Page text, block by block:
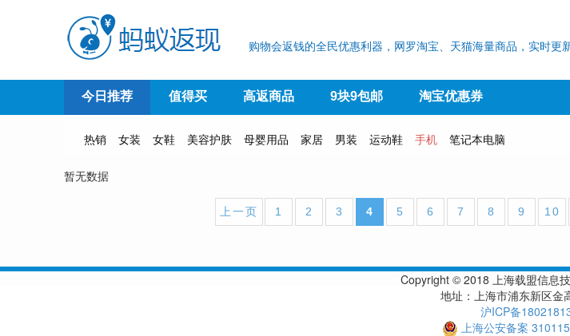
购物会返钱的全民优惠利器，网罗淘宝、天猫海量商品，实时更
今日推荐 值得买 高返商品 9块9包邮 淘宝优惠券
热销 女装 女鞋 美容护肤 母婴用品 家居 男装 运动鞋 手机 笔记本电脑
暂无数据
上一页 1 2 3 4 5 6 7 8 9 10
Copyright © 2018 上海载盟信息
地址：上海市浦东新区金
沪ICP备
上海公安备案